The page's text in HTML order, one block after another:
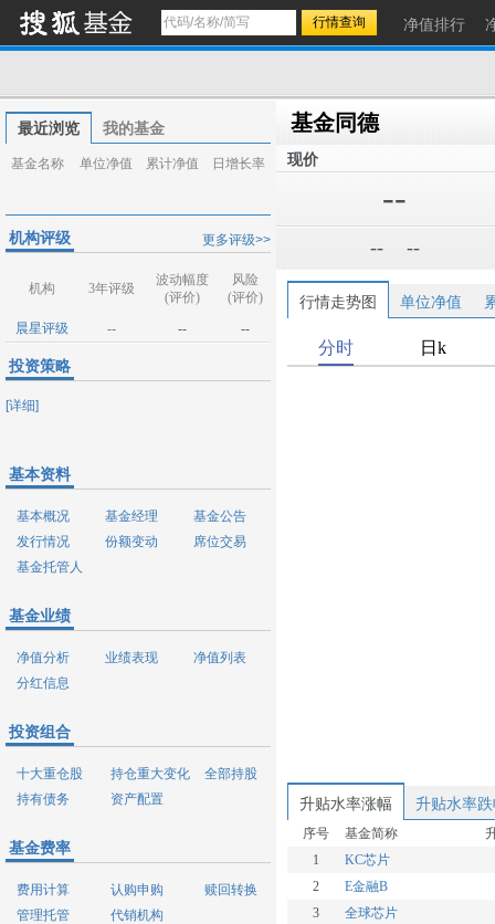
净值排行
最近浏览 我的基金
基金名称 单位净值 累计净值 日增长率
更多评级>>
机构评级
机构 3年评级
波动幅度
(评价)
风险
(评价)
晨星评级
-- -- --
投资策略
[详细]
基本资料
基本概况 基金经理
基金公告
发行情况
份额变动
席位交易
基金托管人
基金业绩
净值分析 业绩表现
净值列表
分红信息
投资组合
十大重仓股 持仓重大变化
全部持股
持有债务
资产配置
基金费率
费用计算 认购申购
赎回转换
管理托管
代销机构
基金同德
现价
--
-- --
行情走势图 单位净值
升贴水率涨幅 升贴水率
序号 基金简称
1
KC芯片
2
E金融B
3
全球芯片